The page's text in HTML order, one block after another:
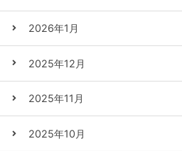
2026年1月
2025年12月
2025年11月
2025年10月